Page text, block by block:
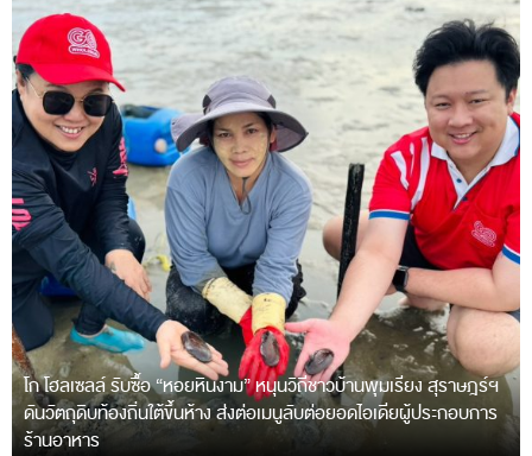
โก โฮลเซลล์ รับซื้อ “หอยหินงาม” หนุนวิถีชาวบ้านพุมเรียง สุราษฎร์ฯ
ดันวัตถุดิบท้องถิ่นใต้ขึ้นห้าง ส่งต่อเมนูลับต่อยอดไอเดียผู้ประกอบการ
ร้านอาหาร